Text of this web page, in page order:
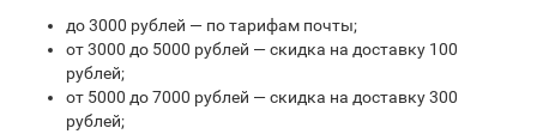
до 3000 рублей — по тарифам почты;
от 3000 до 5000 рублей — скидка на доставку 100
рублей;
от 5000 до 7000 рублей — скидка на доставку 300
рублей;